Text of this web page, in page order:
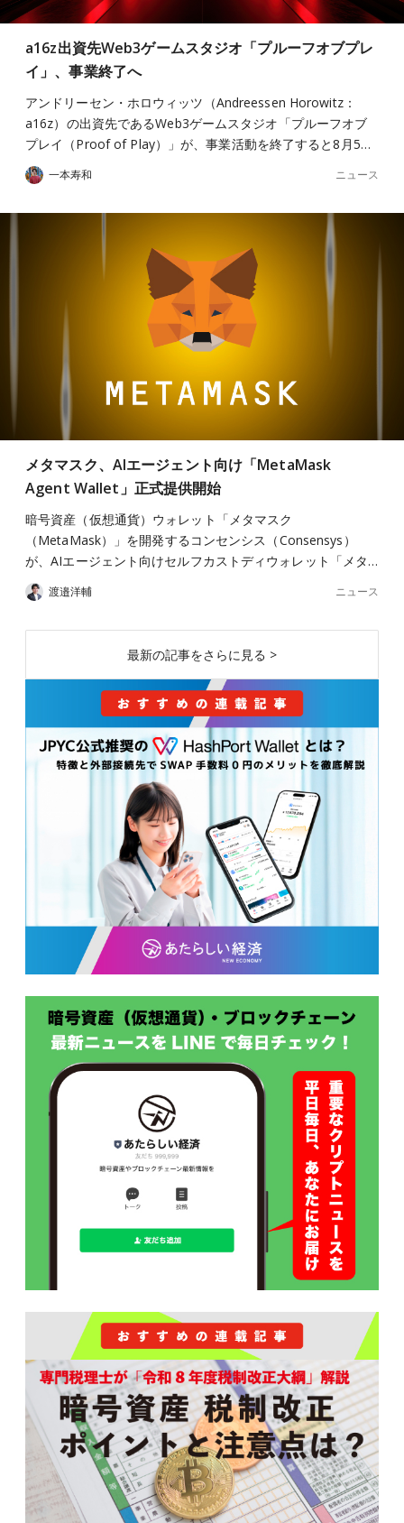
a16z出資先Web3ゲームスタジオ「プルーフオブプレ
イ」、事業終了へ
アンドリーセン・ホロウィッツ（Andreessen Horowitz：
a16z）の出資先であるWeb3ゲームスタジオ「プルーフオブ
プレイ（Proof of Play）」が、事業活動を終了すると8月5…
一本寿和 ニュース
メタマスク、AIエージェント向け「MetaMask
Agent Wallet」正式提供開始
暗号資産（仮想通貨）ウォレット「メタマスク
（MetaMask）」を開発するコンセンシス（Consensys）
が、AIエージェント向けセルフカストディウォレット「メタ…
渡邉洋輔 ニュース
最新の記事をさらに見る >